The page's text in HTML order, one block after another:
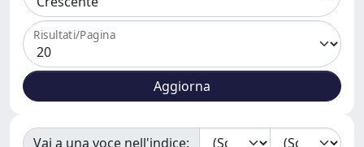
Risultati/Pagina
Vai a una voce nell'indice: